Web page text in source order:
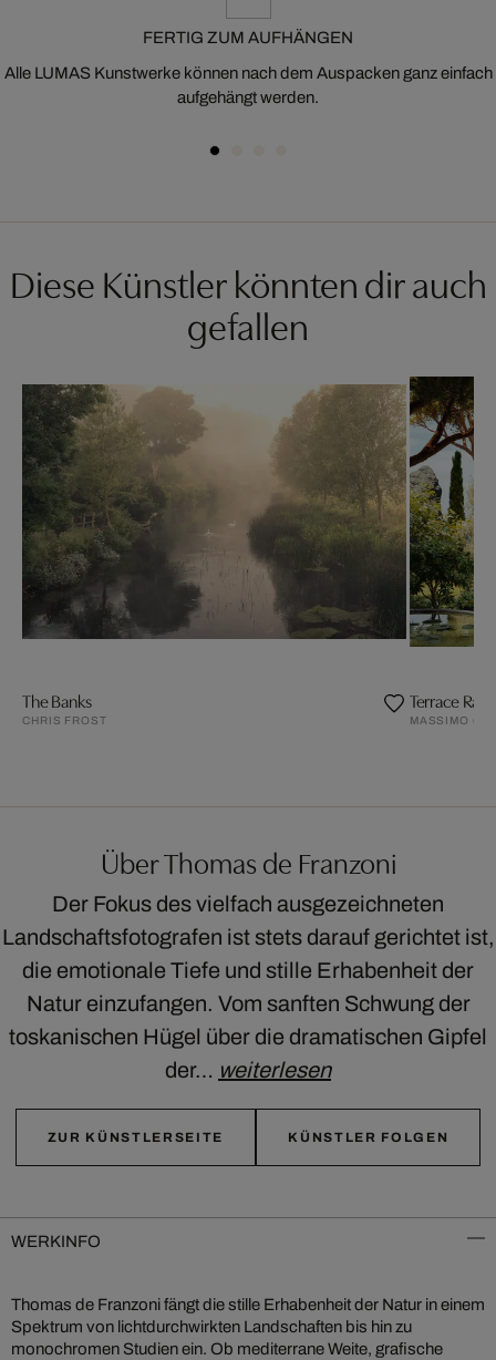
FERTIG ZUM AUFHÄNGEN
Alle LUMAS Kunstwerke können nach dem Auspacken ganz einfach
aufgehängt werden.
Diese Künstler könnten dir auch
gefallen
The Banks
CHRIS FROST
Terrace
MASSIMO
Über Thomas de Franzoni
Der Fokus des vielfach ausgezeichneten
Landschaftsfotografen ist stets darauf gerichtet ist,
die emotionale Tiefe und stille Erhabenheit der
Natur einzufangen. Vom sanften Schwung der
toskanischen Hügel über die dramatischen Gipfel
der… weiterlesen
ZUR KÜNSTLERSEITE KÜNSTLER FOLGEN
WERKINFO
Thomas de Franzoni fängt die stille Erhabenheit der Natur in einem
Spektrum von lichtdurchwirkten Landschaften bis hin zu
monochromen Studien ein. Ob mediterrane Weite, grafische